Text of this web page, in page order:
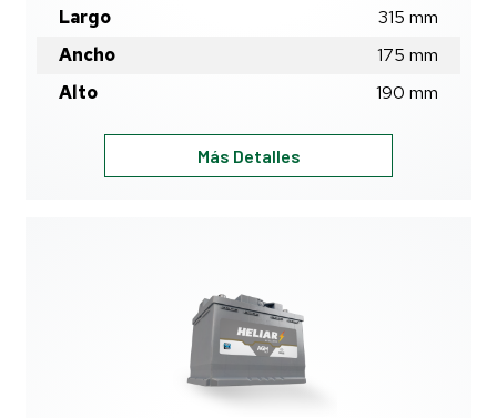
Largo 315 mm
Ancho
175 mm
Alto
190 mm
Más DetallesHAGM80KD